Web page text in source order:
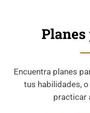
Encuentra planes
tus habilidades,
practicar